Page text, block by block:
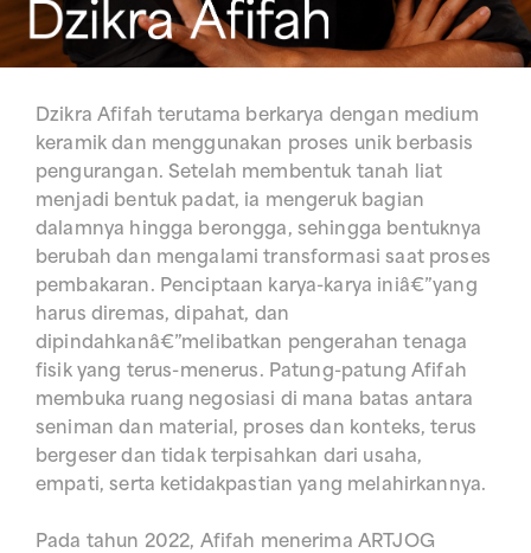
Dzikra Afifah terutama berkarya dengan medium
keramik dan menggunakan proses unik berbasis
pengurangan. Setelah membentuk tanah liat
menjadi bentuk padat, ia mengeruk bagian
dalamnya hingga berongga, sehingga bentuknya
berubah dan mengalami transformasi saat proses
pembakaran. Penciptaan karya-karya iniâ€”yang
harus diremas, dipahat, dan
dipindahkanâ€”melibatkan pengerahan tenaga
fisik yang terus-menerus. Patung-patung Afifah
membuka ruang negosiasi di mana batas antara
seniman dan material, proses dan konteks, terus
bergeser dan tidak terpisahkan dari usaha,
empati, serta ketidakpastian yang melahirkannya.
Pada tahun 2022, Afifah menerima ARTJOG